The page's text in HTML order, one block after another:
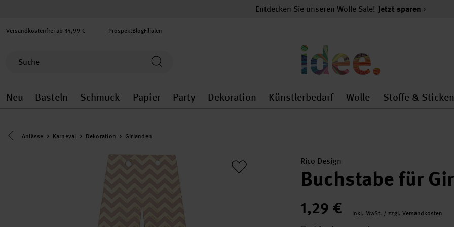
Entdecken Sie unseren Wolle Sale! Jetzt sparen
Versandkostenfrei ab 34,99 € ProspektBlogFilialen
Neu
Neu general.openMenu
Basteln
Basteln general.openMenu
Schmuck
Schmuck general.openMenu
Papier
Papier general.openMenu
Party
Party general.openMenu
Dekoration
Dekoration general.openMenu
Künstlerbedarf
Künstlerbedarf
Wolle
Wolle
Stoffe & Sticken
Eine Kategorie zurück navigieren
Anlässe Karneval Dekoration Girlanden
Rico Design
Buchstabe für
1,29 €
inkl. MwSt. / zzgl. Versandkosten